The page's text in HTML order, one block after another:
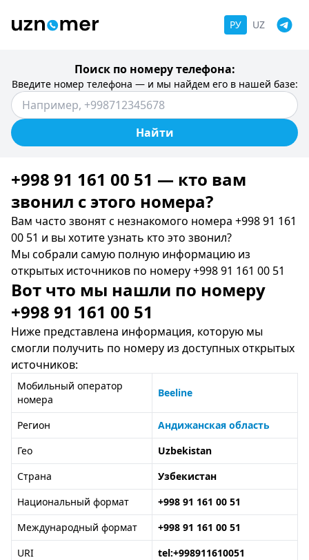
РУ UZ
Поиск по номеру телефона:
Введите номер телефона — и мы найдем его в нашей базе:
Найти
+998 91 161 00 51 — кто вам
звонил c этого номера?
Вам часто звонят с незнакомого номера +998 91 161
00 51 и вы хотите узнать кто это звонил?
Мы собрали самую полную информацию из
открытых источников по номеру +998 91 161 00 51
Вот что мы нашли по номеру
+998 91 161 00 51
Ниже представлена информация, которую мы
смогли получить по номеру из доступных открытых
источников:
Мобильный оператор
номера
Beeline
Регион
Андижанская область
Гео
Uzbekistan
Страна
Узбекистан
Национальный формат
+998 91 161 00 51
Международный формат
+998 91 161 00 51
URI
tel:+998911610051